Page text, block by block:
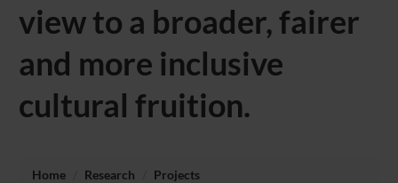
view to a broader, fairer
and more inclusive
cultural fruition.
Home Research
Projects